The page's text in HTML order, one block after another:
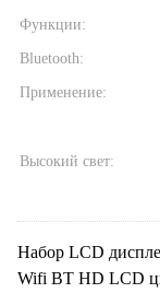
Функции:
Bluetooth:
Применение:
Высокий свет:
Набор LCD
Wifi BT HD LCD